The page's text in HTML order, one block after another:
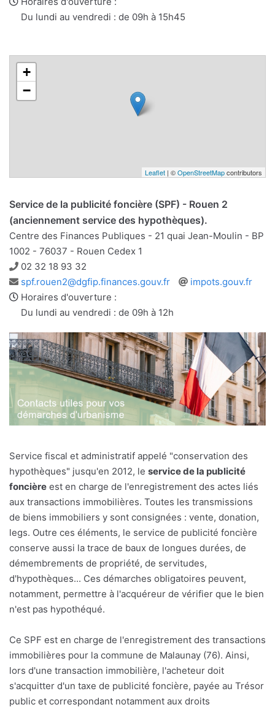
Du lundi au vendredi : de 09h à 15h45
+
−
Leaflet | ©OpenStreetMapcontributors
Service de la publicité foncière (SPF) - Rouen 2
(anciennement service des hypothèques).
Centre des Finances Publiques - 21 quai Jean-Moulin - BP
1002 - 76037 - Rouen Cedex 1
Téléphone
02 32 18 93 32
Adresse
e-
mail
spf.rouen2@dgfip.finances.gouv.fr
Site
impots.gouv.fr
Horaires d'ouverture :
Du lundi au vendredi : de 09h à 12h
Service fiscal et administratif appelé "conservation des
hypothèques" jusqu'en 2012, le service de la publicité
foncière est en charge de l'enregistrement des actes liés
aux transactions immobilières. Toutes les transmissions
de biens immobiliers y sont consignées : vente, donation,
legs. Outre ces éléments, le service de publicité foncière
conserve aussi la trace de baux de longues durées, de
démembrements de propriété, de servitudes,
d'hypothèques... Ces démarches obligatoires peuvent,
notamment, permettre à l'acquéreur de vérifier que le bien
n'est pas hypothéqué.
Ce SPF est en charge de l'enregistrement des transactions
immobilières pour la commune de Malaunay (76). Ainsi,
lors d'une transaction immobilière, l'acheteur doit
s'acquitter d'un taxe de publicité foncière, payée au Trésor
public et correspondant notamment aux droits